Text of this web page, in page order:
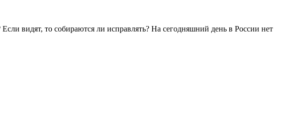
видят, то собираются ли исправлять? На сегодняшний день в России нет